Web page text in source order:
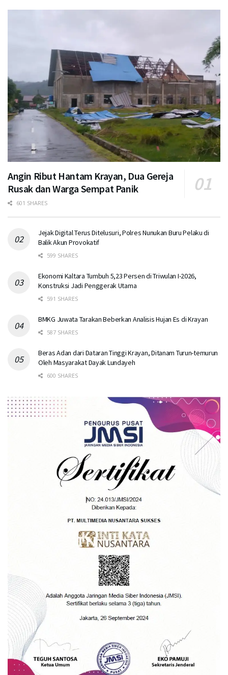
Angin Ribut Hantam Krayan, Dua Gereja
Rusak dan Warga Sempat Panik
601 SHARES
Jejak Digital Terus Ditelusuri, Polres Nunukan Buru Pelaku di
Balik Akun Provokatif
599 SHARES
Ekonomi Kaltara Tumbuh 5,23 Persen di Triwulan I-2026,
Konstruksi Jadi Penggerak Utama
591 SHARES
BMKG Juwata Tarakan Beberkan Analisis Hujan Es di Krayan
587 SHARES
Beras Adan dari Dataran Tinggi Krayan, Ditanam Turun-temurun
Oleh Masyarakat Dayak Lundayeh
600 SHARES